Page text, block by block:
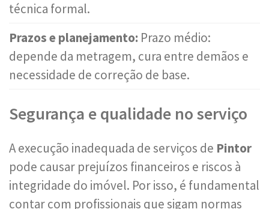
técnica formal.
Prazos e planejamento: Prazo médio:
depende da metragem, cura entre demãos e
necessidade de correção de base.
Segurança e qualidade no serviço
A execução inadequada de serviços de Pintor
pode causar prejuízos financeiros e riscos à
integridade do imóvel. Por isso, é fundamental
contar com profissionais que sigam normas